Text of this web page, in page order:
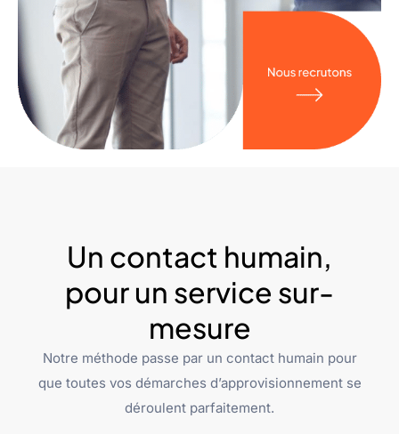
Un contact humain,
pour un service sur-
mesure
Notre méthode passe par un contact humain pour
que toutes vos démarches d’approvisionnement se
déroulent parfaitement.